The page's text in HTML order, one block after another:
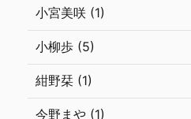
小宮美咲 (1)
小柳歩 (5)
紺野栞 (1)
今野まや (1)